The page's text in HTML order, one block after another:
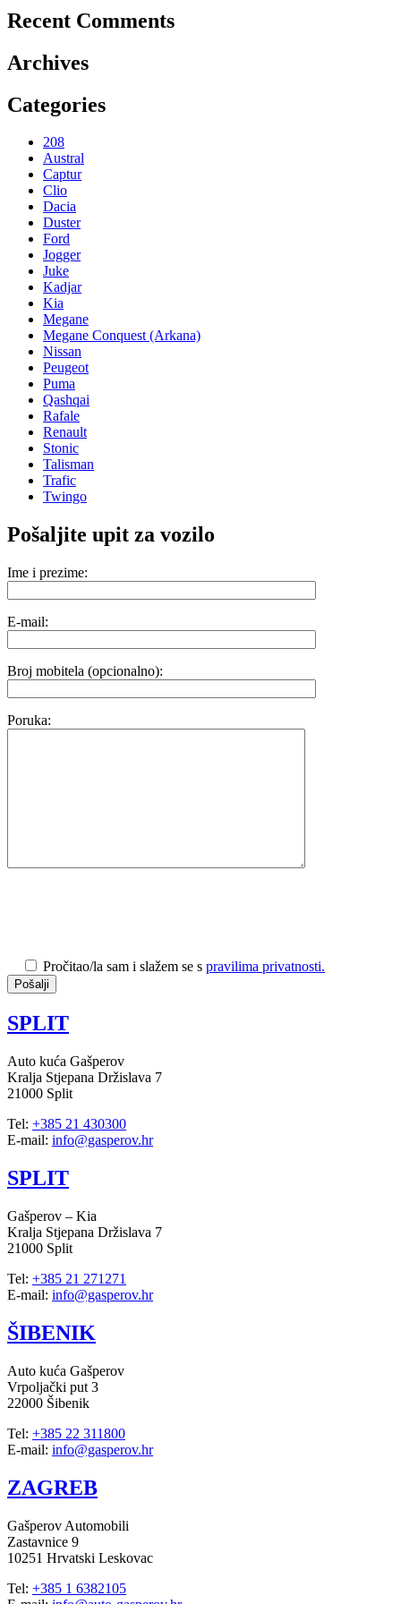
Recent Comments
Archives
Categories
208
Austral
Captur
Clio
Dacia
Duster
Ford
Jogger
Juke
Kadjar
Kia
Megane
Megane Conquest (Arkana)
Nissan
Peugeot
Puma
Qashqai
Rafale
Renault
Stonic
Talisman
Trafic
Twingo
Pošaljite upit za vozilo
Ime i prezime:
E-mail:
Broj mobitela (opcionalno):
Poruka:
Pročitao/la sam i slažem se s pravilima privatnosti.
SPLIT
Auto kuća Gašperov
Kralja Stjepana Držislava 7
21000 Split
Tel: +385 21 430300
E-mail: info@gasperov.hr
SPLIT
Gašperov – Kia
Kralja Stjepana Držislava 7
21000 Split
Tel: +385 21 271271
E-mail: info@gasperov.hr
ŠIBENIK
Auto kuća Gašperov
Vrpoljački put 3
22000 Šibenik
Tel: +385 22 311800
E-mail: info@gasperov.hr
ZAGREB
Gašperov Automobili
Zastavnice 9
10251 Hrvatski Leskovac
Tel: +385 1 6382105